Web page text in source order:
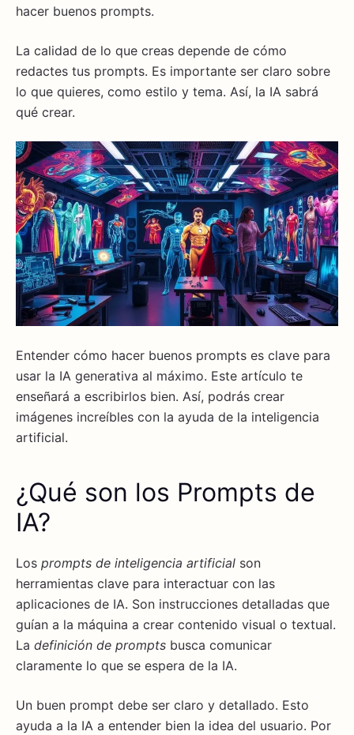
hacer buenos prompts.
La calidad de lo que creas depende de cómo
redactes tus prompts. Es importante ser claro sobre
lo que quieres, como estilo y tema. Así, la IA sabrá
qué crear.
Entender cómo hacer buenos prompts es clave para
usar la IA generativa al máximo. Este artículo te
enseñará a escribirlos bien. Así, podrás crear
imágenes increíbles con la ayuda de la inteligencia
artificial.
¿Qué son los Prompts de
IA?
Los prompts de inteligencia artificial son
herramientas clave para interactuar con las
aplicaciones de IA. Son instrucciones detalladas que
guían a la máquina a crear contenido visual o textual.
La definición de prompts busca comunicar
claramente lo que se espera de la IA.
Un buen prompt debe ser claro y detallado. Esto
ayuda a la IA a entender bien la idea del usuario. Por